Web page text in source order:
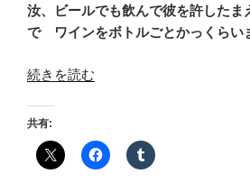
汝、ビールでも飲んで彼を許した
で ワインをボトルごとかっくらい
“罪
罰”
続きを読む
共有: